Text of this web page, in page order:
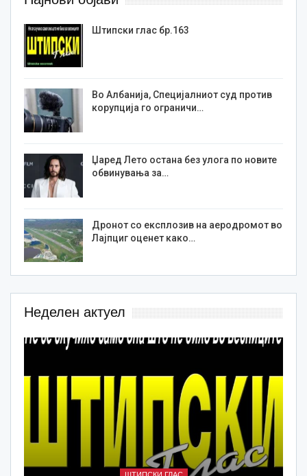
Штипски глас бр.163
Во Албанија, Специјалниот суд против
корупција го ограничи…
Џаред Лето остана без улога по новите
обвинувања за…
Дронот со експлозив на аеродромот во
Лајпциг оценет како…
Неделен актуел